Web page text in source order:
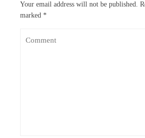
Your email address will not be published.
marked *